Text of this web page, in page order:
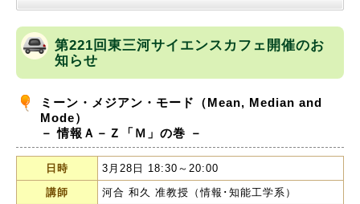
第221回東三河サイエンスカフェ開催のお
知らせ
ミーン・メジアン・モード（Mean, Median and
Mode）
－ 情報Ａ－Ｚ「Ｍ」の巻 －
日時
3月28日 18:30～20:00
講師
河合 和久 准教授（情報･知能工学系）